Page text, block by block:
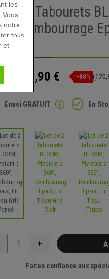
de 2 Tabourets
Rembourrage
€ 99,90 € -38%
Envoi GRATUIT En
+
Faites confiance aux
les
Vous
notre
tous
et